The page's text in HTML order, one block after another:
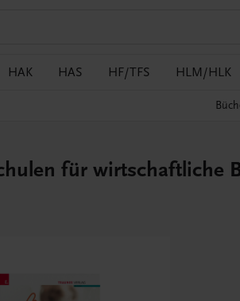
HAK HAS HF/TFS HLM/HLK
für wirtschaftliche